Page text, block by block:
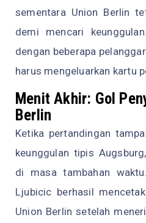
sementara Union Berlin
demi mencari
dengan beberapa
harus mengeluarkan kartu
Menit Akhir: Gol
Berlin
Ketika pertandingan
keunggulan tipis
di masa tambahan
Ljubicic berhasil
Union Berlin setelah